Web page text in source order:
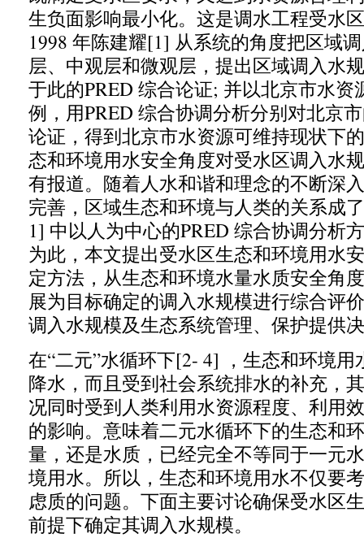
生负面影响最小化。这是调水工程受水
1998 年陈建耀[1] 从系统的角度把区域
层、中观层和微观层 ， 提出区域调入水
于此的PRED 综合论证; 并以北京市水资
例 ， 用PRED 综合协调分析分别对北京
论证 ， 得到北京市水资源可维持现状下
态和环境用水安全角度对受水区调入水
有报道。随着人水和谐和理念的不断深
完善 ， 区域生态和环境与人类的关系成
1] 中以人为中心的PRED 综合协调分析
为此 ， 本文提出受水区生态和环境用水
定方法 ， 从生态和环境水量水质安全角度
展为目标确定的调入水规模进行综合评
调入水规模及生态系统管理、保护提供
在“二元”水循环下[2- 4] ， 生态和环境用
降水 ， 而且受到社会系统排水的补充 ，
况同时受到人类利用水资源程度、利用
的影响。意味着二元水循环下的生态和
量 ， 还是水质 ， 已经完全不等同于一元
境用水。所以 ， 生态和环境用水不仅要
虑质的问题。下面主要讨论确保受水区
前提下确定其调入水规模。